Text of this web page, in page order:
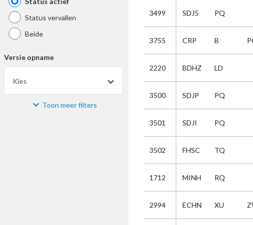
Status vervallen
Beide
Versie opname
Kies
Materiaal Toon meer filters
3499 SDJ5 PQ
3755 CRP B
2220 BDHZ LD
3500 SDJP PQ
3501 SDJI PQ
3502 FHSC TQ
1712 MINH RQ
2994 ECHN XU